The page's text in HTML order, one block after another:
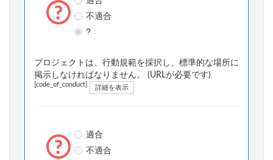
不適合
?
プロジェクトは、行動規範を採択し、標準的な場所に
掲示しなければなりません。 (URLが必要です)
[code_of_conduct] 詳細を表示
適合
不適合